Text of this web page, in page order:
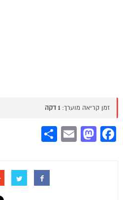
זמן קריאה מוערך: 1 דקה
Facebook
Mastodon
Email